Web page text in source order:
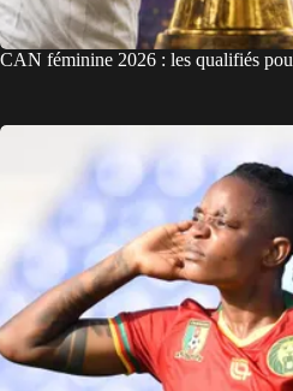
CAN féminine 2026 : les qualifiés